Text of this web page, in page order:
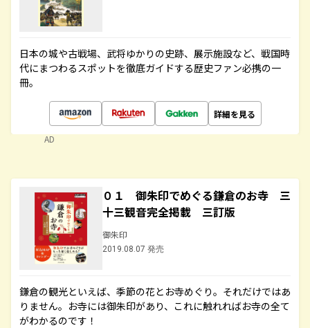
日本の城や古戦場、武将ゆかりの史跡、展示施設など、戦国時
代にまつわるスポットを徹底ガイドする歴史ファン必携の一
冊。
詳細を見る
AD
０１ 御朱印でめぐる鎌倉のお寺 三
十三観音完全掲載 三訂版
御朱印
2019.08.07 発売
鎌倉の観光といえば、季節の花とお寺めぐり。それだけではあ
りません。お寺には御朱印があり、これに触れればお寺の全て
がわかるのです！